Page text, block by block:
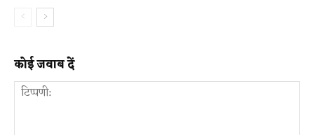
कोई जवाब दें